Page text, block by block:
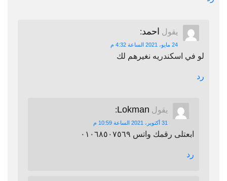
يقول احمد:
24 مايو، 2021 الساعة 4:32 م
لو في اسكندريه نغيرهم لك
رد
يقول Lokman
:
31 أكتوبر، 2021 الساعة 10:59 م
ابعتلى رقمك واتس ٠١٠٦٨٥٠٧٥٦٩
رد